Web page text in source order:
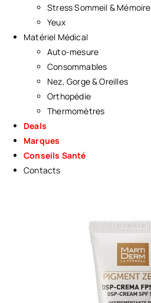
Stress Sommeil & Mémoire
Yeux
Matériel Médical
Auto-mesure
Consommables
Nez, Gorge & Oreilles
Orthopédie
Thermomètres
Deals
Marques
Conseils Santé
Contacts